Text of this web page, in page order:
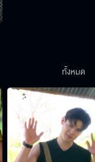
ทั้งหมด